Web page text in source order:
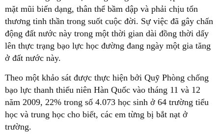
mặt mũi biến dạng, thân thể bầm dập và phải chịu tổn
thương tinh thần trong suốt cuộc đời. Sự việc đã gây chấn
động đất nước này trong một thời gian dài đồng thời dấy
lên thực trạng bạo lực học đường đang ngày một gia tăng
ở đất nước này.
Theo một khảo sát được thực hiện bởi Quỹ Phòng chống
bạo lực thanh thiếu niên Hàn Quốc vào tháng 11 và 12
năm 2009, 22% trong số 4.073 học sinh ở 64 trường tiểu
học và trung học cho biết, các em từng bị bắt nạt ở
trường.